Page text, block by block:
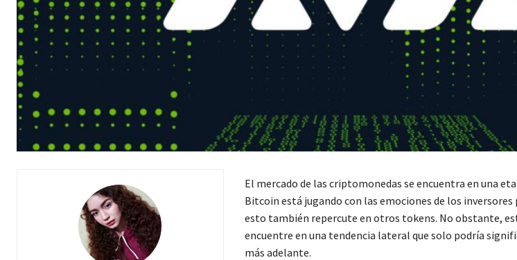
El mercado de las criptomonedas se encuentra en una
Bitcoin está jugando con las emociones de los
esto también repercute en otros tokens. No obstante,
encuentre en una tendencia lateral que solo podría
más adelante.